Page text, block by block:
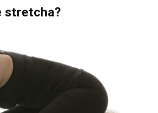
stretcha?